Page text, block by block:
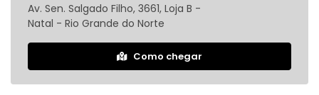
Av. Sen. Salgado Filho, 3661, Loja B -
Natal - Rio Grande do Norte
Como chegar